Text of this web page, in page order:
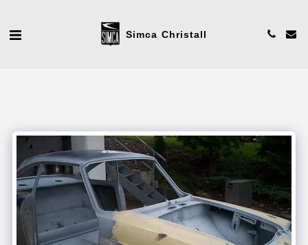
Simca Christall